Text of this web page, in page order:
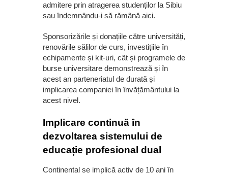
admitere prin atragerea studenților la Sibiu
sau îndemnându-i să rămână aici.
Sponsorizările și donațiile către universități,
renovările sălilor de curs, investițiile în
echipamente și kit-uri, cât și programele de
burse universitare demonstrează și în
acest an parteneriatul de durată și
implicarea companiei în învățământului la
acest nivel.
Implicare continuă în
dezvoltarea sistemului de
educație profesional dual
Continental se implică activ de 10 ani în